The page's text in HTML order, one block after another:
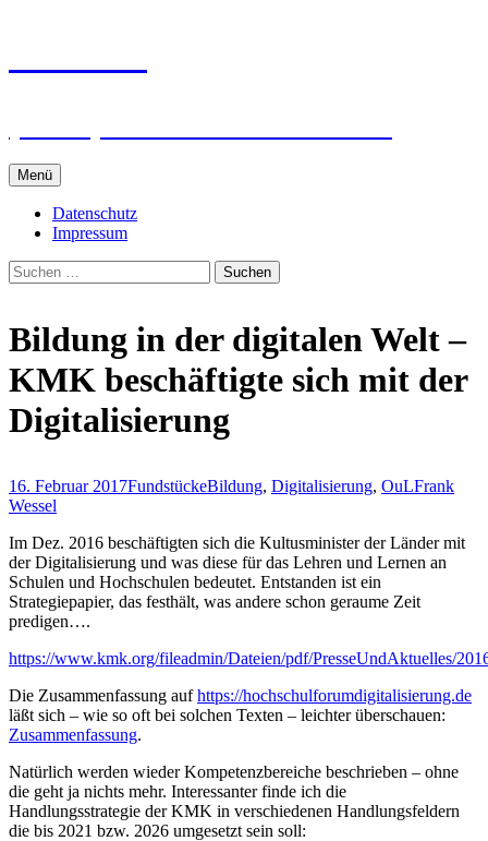
Menü
Datenschutz
Impressum
Suchen
nach:
Bildung in der digitalen Welt –
KMK beschäftigte sich mit der
Digitalisierung
16. Februar 2017FundstückeBildung, Digitalisierung, OuLFrank
Wessel
Im Dez. 2016 beschäftigten sich die Kultusminister der Länder mit
der Digitalisierung und was diese für das Lehren und Lernen an
Schulen und Hochschulen bedeutet. Entstanden ist ein
Strategiepapier, das festhält, was andere schon geraume Zeit
predigen….
https://www.kmk.org/fileadmin/Dateien/pdf/PresseUndAktuelles/
Die Zusammenfassung aufhttps://hochschulforumdigitalisierung.de
läßt sich – wie so oft bei solchen Texten – leichter überschauen:
Zusammenfassung.
Natürlich werden wieder Kompetenzbereiche beschrieben – ohne
die geht ja nichts mehr. Interessanter finde ich die
Handlungsstrategie der KMK in verschiedenen Handlungsfeldern
die bis 2021 bzw. 2026 umgesetzt sein soll: